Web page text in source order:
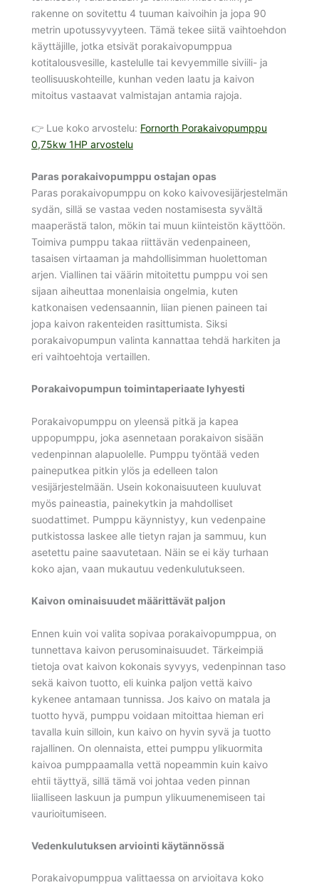
rakenne on sovitettu 4 tuuman kaivoihin ja jopa 90
metrin upotussyvyyteen. Tämä tekee siitä vaihtoehdon
käyttäjille, jotka etsivät porakaivopumppua
kotitalousvesille, kastelulle tai kevyemmille siviili- ja
teollisuuskohteille, kunhan veden laatu ja kaivon
mitoitus vastaavat valmistajan antamia rajoja.
👉 Lue koko arvostelu: Fornorth Porakaivopumppu
0,75kw 1HP arvostelu
Paras porakaivopumppu ostajan opas
Paras porakaivopumppu on koko kaivovesijärjestelmän
sydän, sillä se vastaa veden nostamisesta syvältä
maaperästä talon, mökin tai muun kiinteistön käyttöön.
Toimiva pumppu takaa riittävän vedenpaineen,
tasaisen virtaaman ja mahdollisimman huolettoman
arjen. Viallinen tai väärin mitoitettu pumppu voi sen
sijaan aiheuttaa monenlaisia ongelmia, kuten
katkonaisen vedensaannin, liian pienen paineen tai
jopa kaivon rakenteiden rasittumista. Siksi
porakaivopumpun valinta kannattaa tehdä harkiten ja
eri vaihtoehtoja vertaillen.
Porakaivopumpun toimintaperiaate lyhyesti
Porakaivopumppu on yleensä pitkä ja kapea
uppopumppu, joka asennetaan porakaivon sisään
vedenpinnan alapuolelle. Pumppu työntää veden
paineputkea pitkin ylös ja edelleen talon
vesijärjestelmään. Usein kokonaisuuteen kuuluvat
myös paineastia, painekytkin ja mahdolliset
suodattimet. Pumppu käynnistyy, kun vedenpaine
putkistossa laskee alle tietyn rajan ja sammuu, kun
asetettu paine saavutetaan. Näin se ei käy turhaan
koko ajan, vaan mukautuu vedenkulutukseen.
Kaivon ominaisuudet määrittävät paljon
Ennen kuin voi valita sopivaa porakaivopumppua, on
tunnettava kaivon perusominaisuudet. Tärkeimpiä
tietoja ovat kaivon kokonais syvyys, vedenpinnan taso
sekä kaivon tuotto, eli kuinka paljon vettä kaivo
kykenee antamaan tunnissa. Jos kaivo on matala ja
tuotto hyvä, pumppu voidaan mitoittaa hieman eri
tavalla kuin silloin, kun kaivo on hyvin syvä ja tuotto
rajallinen. On olennaista, ettei pumppu ylikuormita
kaivoa pumppaamalla vettä nopeammin kuin kaivo
ehtii täyttyä, sillä tämä voi johtaa veden pinnan
liialliseen laskuun ja pumpun ylikuumenemiseen tai
vaurioitumiseen.
Vedenkulutuksen arviointi käytännössä
Porakaivopumppua valittaessa on arvioitava koko